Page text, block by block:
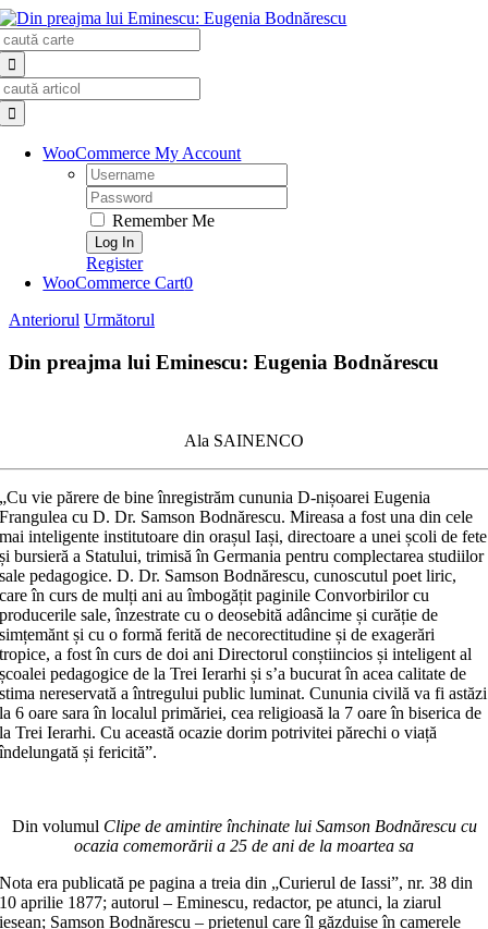
Skip
to
content
WooCommerce My Account
Username:
Password:
Remember Me
Register
WooCommerce Cart0
Anteriorul Următorul
Din preajma lui Eminescu: Eugenia Bodnărescu
Ala SAINENCO
„Cu vie părere de bine înregistrăm cununia D-nișoarei Eugenia
Frangulea cu D. Dr. Samson Bodnărescu. Mireasa a fost una din cele
mai inteligente institutoare din orașul Iași, directoare a unei școli de fete
și bursieră a Statului, trimisă în Germania pentru complectarea studiilor
sale pedagogice. D. Dr. Samson Bodnărescu, cunoscutul poet liric,
care în curs de mulți ani au îmbogățit paginile Convorbirilor cu
producerile sale, înzestrate cu o deosebită adâncime și curăție de
simțemănt și cu o formă ferită de necorectitudine și de exagerări
tropice, a fost în curs de doi ani Directorul conștiincios și inteligent al
școalei pedagogice de la Trei Ierarhi și s’a bucurat în acea calitate de
stima nereservată a întregului public luminat. Cununia civilă va fi astăzi
la 6 oare sara în localul primăriei, cea religioasă la 7 oare în biserica de
la Trei Ierarhi. Cu această ocazie dorim potrivitei părechi o viață
îndelungată și fericită”.
Din volumul Clipe de amintire închinate lui Samson Bodnărescu cu
ocazia comemorării a 25 de ani de la moartea sa
Nota era publicată pe pagina a treia din „Curierul de Iassi”, nr. 38 din
10 aprilie 1877; autorul – Eminescu, redactor, pe atunci, la ziarul
ieșean; Samson Bodnărescu – prietenul care îl găzduise în camerele